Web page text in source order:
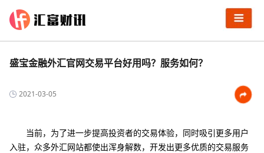
盛宝金融外汇官网交易平台好用吗？服务如何？
2021-03-05
当前，为了进一步提高投资者的交易体验，同时吸引更多用户
入驻，众多外汇网站都使出浑身解数，开发出更多优质的交易服务